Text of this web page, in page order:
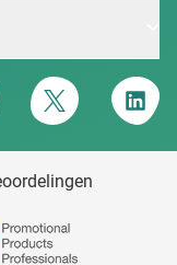
Twitter
87